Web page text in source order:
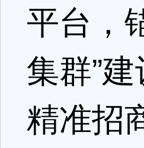
平台，
集群”
精准招